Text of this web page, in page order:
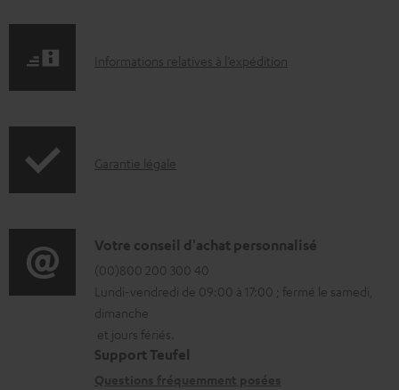
t
l
h
a
r
g
e
I
r
t
i
o
n
s
Informations relatives à l’expédition
I
o
r
m
a
t
Garantie légale
D
é
t
a
i
Votre conseil d'achat personnalisé
(00)800 200 300 40
Lundi-vendredi de 09:00 à 17:00 ; fermé le samedi,
dimanche
et jours fériés.
Support Teufel